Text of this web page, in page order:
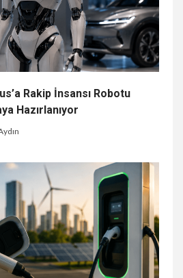
Rakip İnsansı Robotu
Hazırlanıyor